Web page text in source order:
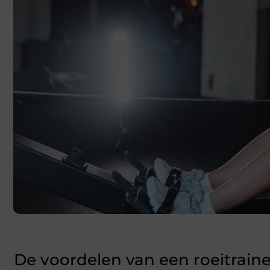
De voordelen van een